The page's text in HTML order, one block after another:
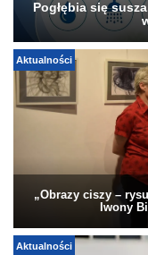
Pogłębia się
Aktualności
„Obrazy ciszy –
Iwony
Aktualności